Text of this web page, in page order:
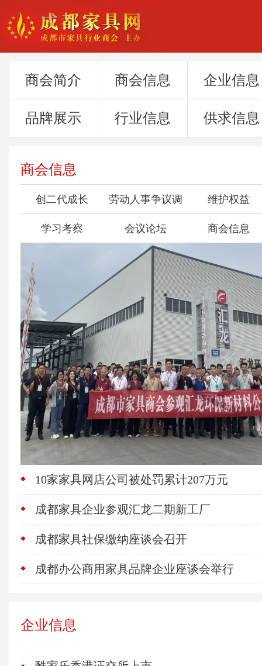
商会简介 商会信息 企业信息
品牌展示 行业信息 供求信息
商会信息
创二代成长 劳动人事争议调
委会
维护权益
学习考察 会议论坛 商会信息
10家家具网店公司被处罚累计207万元
成都家具企业参观汇龙二期新工厂
成都家具社保缴纳座谈会召开
成都办公商用家具品牌企业座谈会举行
企业信息